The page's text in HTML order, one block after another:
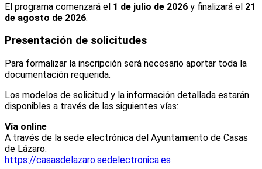
El programa comenzará el 1 de julio de 2026 y finalizará el 21
de agosto de 2026.
Presentación de solicitudes
Para formalizar la inscripción será necesario aportar toda la
documentación requerida.
Los modelos de solicitud y la información detallada estarán
disponibles a través de las siguientes vías:
Vía online
A través de la sede electrónica del Ayuntamiento de Casas
de Lázaro:
https://casasdelazaro.sedelectronica.es